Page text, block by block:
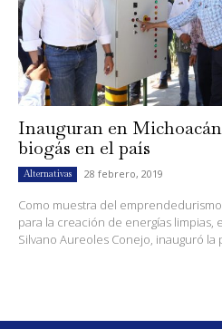
Inauguran en
biogás en el país
Alternativas 28 febrero, 2019
Como muestra del
para la creación de energías limpias,
Silvano Aureoles Conejo, inauguró la